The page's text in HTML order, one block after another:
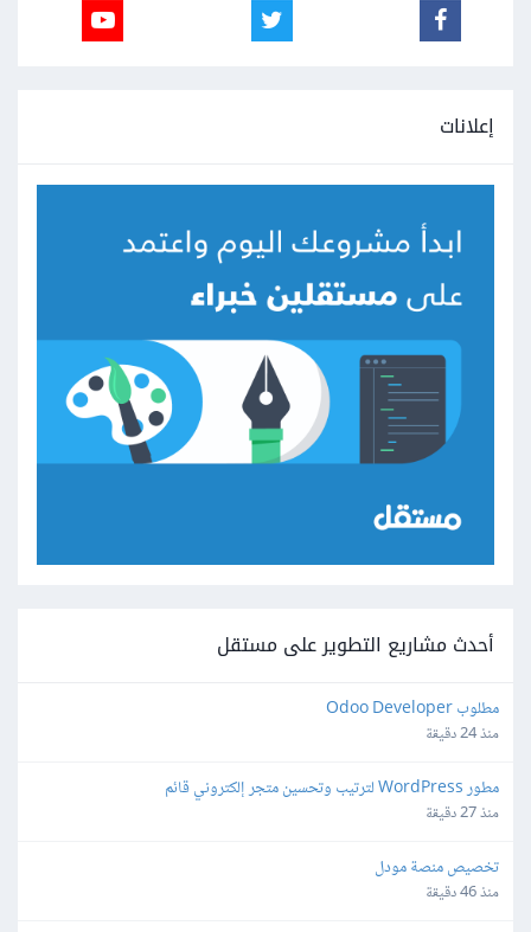
إعلانات
أحدث مشاريع التطوير على مستقل
مطلوب Odoo Developer
منذ 24 دقيقة
مطور WordPress لترتيب وتحسين متجر إلكتروني قائم
منذ 27 دقيقة
تخصيص منصة مودل
منذ 46 دقيقة